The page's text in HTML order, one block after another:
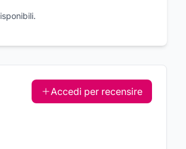
Accedi per recensire